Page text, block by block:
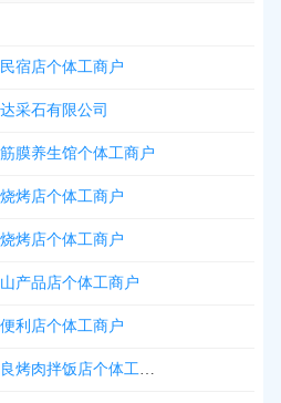
宿店个体工商户
采石有限公司
膜养生馆个体工商户
烤店个体工商户
烤店个体工商户
产品店个体工商户
利店个体工商户
大兴安岭新林区缘记奥尔良烤肉拌饭店个体工商户